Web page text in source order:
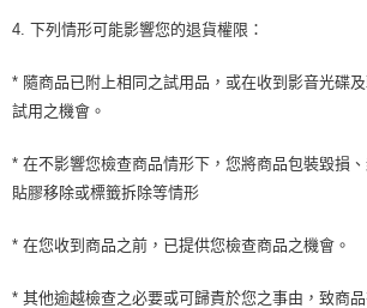
4. 下列情形可能影響您的退貨權限：
* 隨商品已附上相同之試用品，或在收到影音光碟
試用之機會。
* 在不影響您檢查商品情形下，您將商品包裝毀損
貼膠移除或標籤拆除等情形
* 在您收到商品之前，已提供您檢查商品之機會。
* 其他逾越檢查之必要或可歸責於您之事由，致商